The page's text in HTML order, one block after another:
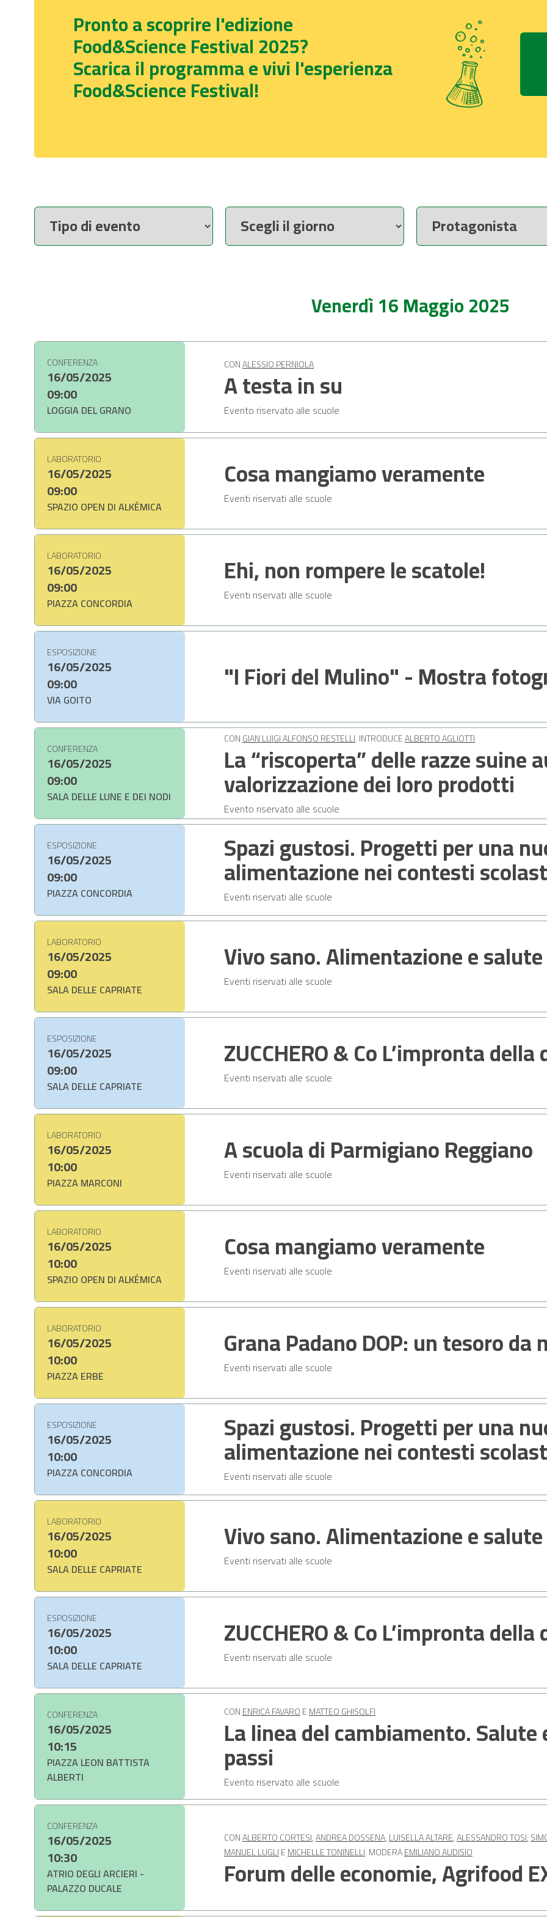
Pronto a scoprire l'edizione
Food&Science Festival 2025?
Scarica il programma e vivi l'esperienza
Food&Science Festival!
Venerdì 16 Maggio 2025
CONFERENZA
16/05/2025
09:00
LOGGIA DEL GRANO
CONALESSIO PERNIOLA
A testa in su
Evento riservato alle scuole
LABORATORIO
16/05/2025
09:00
SPAZIO OPEN DI ALKÉMICA
Cosa mangiamo veramente
Eventi riservati alle scuole
LABORATORIO
16/05/2025
09:00
PIAZZA CONCORDIA
Ehi, non rompere le scatole!
Eventi riservati alle scuole
ESPOSIZIONE
16/05/2025
09:00
VIA GOITO
"I Fiori del Mulino" - Mostra
CONFERENZA
16/05/2025
09:00
SALA DELLE LUNE E DEI NODI
CONGIAN LUIGI ALFONSO RESTELLI. INTRODUCEALBERTO AGLIOTTI
La “riscoperta” delle razze suine
valorizzazione dei loro prodotti
Evento riservato alle scuole
ESPOSIZIONE
16/05/2025
09:00
PIAZZA CONCORDIA
Spazi gustosi. Progetti per una
alimentazione nei contesti
Eventi riservati alle scuole
LABORATORIO
16/05/2025
09:00
SALA DELLE CAPRIATE
Vivo sano. Alimentazione e salute
Eventi riservati alle scuole
ESPOSIZIONE
16/05/2025
09:00
SALA DELLE CAPRIATE
ZUCCHERO & Co L’impronta della
Eventi riservati alle scuole
LABORATORIO
16/05/2025
10:00
PIAZZA MARCONI
A scuola di Parmigiano Reggiano
Eventi riservati alle scuole
LABORATORIO
16/05/2025
10:00
SPAZIO OPEN DI ALKÉMICA
Cosa mangiamo veramente
Eventi riservati alle scuole
LABORATORIO
16/05/2025
10:00
PIAZZA ERBE
Grana Padano DOP: un tesoro da
Eventi riservati alle scuole
ESPOSIZIONE
16/05/2025
10:00
PIAZZA CONCORDIA
Spazi gustosi. Progetti per una
alimentazione nei contesti
Eventi riservati alle scuole
LABORATORIO
16/05/2025
10:00
SALA DELLE CAPRIATE
Vivo sano. Alimentazione e salute
Eventi riservati alle scuole
ESPOSIZIONE
16/05/2025
10:00
SALA DELLE CAPRIATE
ZUCCHERO & Co L’impronta della
Eventi riservati alle scuole
CONFERENZA
16/05/2025
10:15
PIAZZA LEON BATTISTA
ALBERTI
CONENRICA FAVAROEMATTEO GHISOLFI
La linea del cambiamento. Salute
passi
Evento riservato alle scuole
CONFERENZA
16/05/2025
10:30
ATRIO DEGLI ARCIERI -
PALAZZO DUCALE
CONALBERTO CORTESI,ANDREA DOSSENA,LUISELLA ALTARE,ALESSANDRO TOSI,
MANUEL LUGLIEMICHELLE TONINELLI. MODERAEMILIANO AUDISIO
Forum delle economie, Agrifood